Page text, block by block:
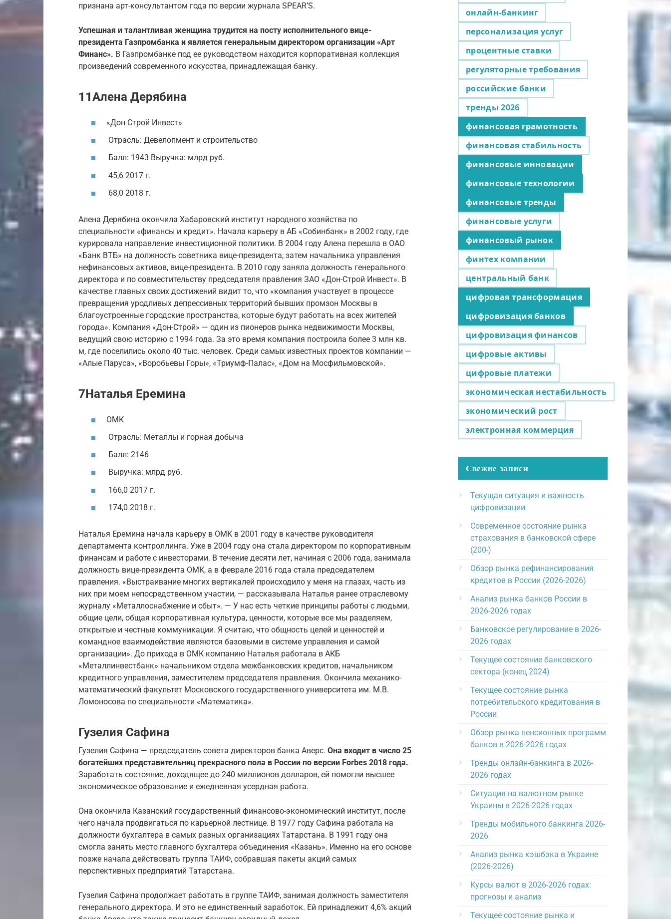
признана арт-консультантом года по версии журнала SPEAR’S.
Успешная и талантливая женщина трудится на посту исполнительного вице-
президента Газпромбанка и является генеральным директором организации «Арт
Финанс». В Газпромбанке под ее руководством находится корпоративная коллекция
произведений современного искусства, принадлежащая банку.
11Алена Дерябина
«Дон-Строй Инвест»
Отрасль: Девелопмент и строительство
Балл: 1943 Выручка: млрд руб.
45,6 2017 г.
68,0 2018 г.
Алена Дерябина окончила Хабаровский институт народного хозяйства по
специальности «финансы и кредит». Начала карьеру в АБ «Собинбанк» в 2002 году, где
курировала направление инвестиционной политики. В 2004 году Алена перешла в ОАО
«Банк ВТБ» на должность советника вице-президента, затем начальника управления
нефинансовых активов, вице-президента. В 2010 году заняла должность генерального
директора и по совместительству председателя правления ЗАО «Дон-Строй Инвест». В
качестве главных своих достижений видит то, что «компания участвует в процессе
превращения уродливых депрессивных территорий бывших промзон Москвы в
благоустроенные городские пространства, которые будут работать на всех жителей
города». Компания «Дон-Строй» — один из пионеров рынка недвижимости Москвы,
ведущий свою историю с 1994 года. За это время компания построила более 3 млн кв.
м, где поселились около 40 тыс. человек. Среди самых известных проектов компании —
«Алые Паруса», «Воробьевы Горы», «Триумф-Палас», «Дом на Мосфильмовской».
7Наталья Еремина
ОМК
Отрасль: Металлы и горная добыча
Балл: 2146
Выручка: млрд руб.
166,0 2017 г.
174,0 2018 г.
Наталья Еремина начала карьеру в ОМК в 2001 году в качестве руководителя
департамента контроллинга. Уже в 2004 году она стала директором по корпоративным
финансам и работе с инвесторами. В течение десяти лет, начиная с 2006 года, занимала
должность вице-президента ОМК, а в феврале 2016 года стала председателем
правления. «Выстраивание многих вертикалей происходило у меня на глазах, часть из
них при моем непосредственном участии, — рассказывала Наталья ранее отраслевому
журналу «Металлоснабжение и сбыт». — У нас есть четкие принципы работы с людьми,
общие цели, общая корпоративная культура, ценности, которые все мы разделяем,
открытые и честные коммуникации. Я считаю, что общность целей и ценностей и
командное взаимодействие являются базовыми в системе управления и самой
организации». До прихода в ОМК компанию Наталья работала в АКБ
«Металлинвестбанк» начальником отдела межбанковских кредитов, начальником
кредитного управления, заместителем председателя правления. Окончила механико-
математический факультет Московского государственного университета им. М.В.
Ломоносова по специальности «Математика».
Гузелия Сафина
Гузелия Сафина — председатель совета директоров банка Аверс. Она входит в число 25
богатейших представительниц прекрасного пола в России по версии Forbes 2018 года.
Заработать состояние, доходящее до 240 миллионов долларов, ей помогли высшее
экономическое образование и ежедневная усердная работа.
Она окончила Казанский государственный финансово-экономический институт, после
чего начала продвигаться по карьерной лестнице. В 1977 году Сафина работала на
должности бухгалтера в самых разных организациях Татарстана. В 1991 году она
смогла занять место главного бухгалтера объединения «Казань». Именно на его основе
позже начала действовать группа ТАИФ, собравшая пакеты акций самых
перспективных предприятий Татарстана.
Гузелия Сафина продолжает работать в группе ТАИФ, занимая должность заместителя
генерального директора. И это не единственный заработок. Ей принадлежит 4,6% акций
онлайн-банкинг
персонализация услуг
процентные ставки
регуляторные требования
российские банки
тренды 2026
финансовая грамотность
финансовая стабильность
финансовые инновации
финансовые технологии
финансовые тренды
финансовые услуги
финансовый рынок
финтех компании
центральный банк
цифровая трансформация
цифровизация банков
цифровизация финансов
цифровые активы
цифровые платежи
экономическая нестабильность
экономический рост
электронная коммерция
Свежие записи
Текущая ситуация и важность
цифровизации
Современное состояние рынка
страхования в банковской сфере
(200-)
Обзор рынка рефинансирования
кредитов в России (2026-2026)
Анализ рынка банков России в
2026-2026 годах
Банковское регулирование в 2026-
2026 годах
Текущее состояние банковского
сектора (конец 2024)
Текущее состояние рынка
потребительского кредитования в
России
Обзор рынка пенсионных программ
банков в 2026-2026 годах
Тренды онлайн-банкинга в 2026-
2026 годах
Ситуация на валютном рынке
Украины в 2026-2026 годах
Тренды мобильного банкинга 2026-
2026
Анализ рынка кэшбэка в Украине
(2026-2026)
Курсы валют в 2026-2026 годах:
прогнозы и анализ
Текущее состояние рынка и